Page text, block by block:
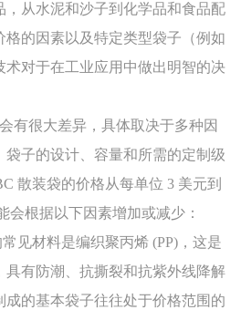
，从水泥和沙子到化学品和食品配
的因素以及特定类型袋子（例如
术对于在工业应用中做出明智的决
有很大差异，具体取决于多种因
子的设计、容量和所需的定制级
散装袋的价格从每单位 3 美元到
会根据以下因素增加或减少：
见材料是编织聚丙烯 (PP)，这是
具有防潮、抗撕裂和抗紫外线降解
成的基本袋子往往处于价格范围的